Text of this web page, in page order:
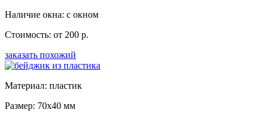
Наличие окна: с окном
Стоимость: от 200 р.
заказать похожий
Материал: пластик
Размер: 70x40 мм